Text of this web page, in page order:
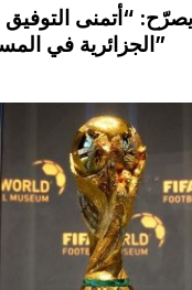
“أتمنى التوفيق
الجزائرية في المسابقات القارية”